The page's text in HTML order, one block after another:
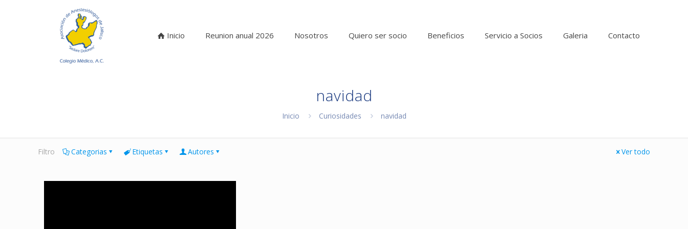
Inicio Reunion anual 2026 Nosotros Quiero ser socio Beneficios Servicio a Socios Galeria Contacto
navidad
Inicio Curiosidades navidad
Filtro Categorias Etiquetas Autores Ver todo